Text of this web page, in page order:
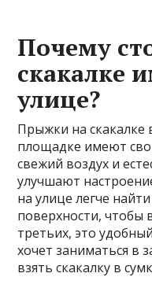
Почему
скакалке
улице?
Прыжки на скакалке
площадке имеют
свежий воздух и
улучшают
на улице легче
поверхности, чтобы
третьих, это
хочет заниматься в
взять скакалку в